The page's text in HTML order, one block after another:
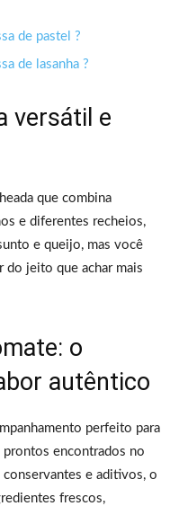
de pastel ?
de lasanha ?
versátil e
que combina
e diferentes recheios,
e queijo, mas você
do jeito que achar mais
o
autêntico
perfeito para
encontrados no
e aditivos, o
frescos,